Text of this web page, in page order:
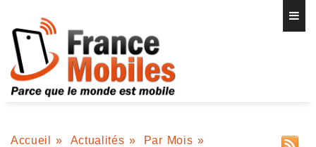
Accueil » Actualités » Par Mois »